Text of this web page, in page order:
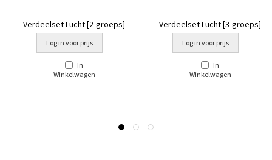
Verdeelset Lucht [2-groeps]
Log in voor prijs
In
Winkelwagen
Verdeelset Lucht [3-groeps]
Log in voor prijs
In
Winkelwagen